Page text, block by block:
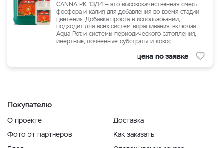
CANNA PK 13/14 — это высококачественная смесь
фосфора и калия для добавления во время стадии
цветения. Добавка проста в использовании,
подходит для всех систем выращивания, включая
Aqua Pot и системы периодического затопления,
инертные, почвенные субстраты и кокос
цена по заявке
Покупателю
О проекте
Фото от партнеров
Доставка
Как заказать